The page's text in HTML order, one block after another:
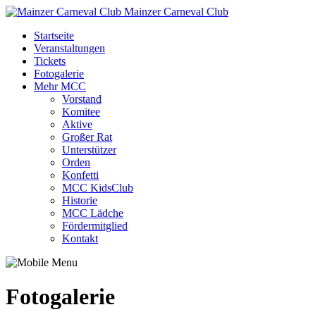
Mainzer Carneval Club
Startseite
Veranstaltungen
Tickets
Fotogalerie
Mehr MCC
Vorstand
Komitee
Aktive
Großer Rat
Unterstützer
Orden
Konfetti
MCC KidsClub
Historie
MCC Lädche
Fördermitglied
Kontakt
Fotogalerie